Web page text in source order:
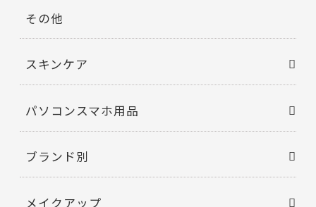
その他
スキンケア
パソコンスマホ用品
ブランド別
メイクアップ